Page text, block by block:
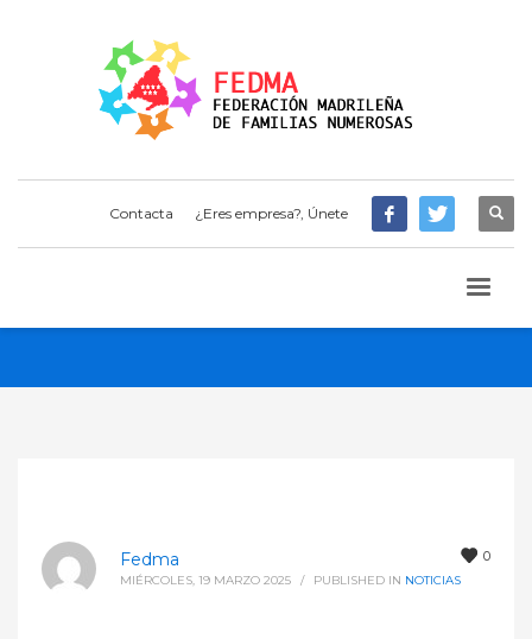
Contacta ¿Eres empresa?, Únete
0
Fedma
MIÉRCOLES, 19 MARZO 2025 / PUBLISHED IN NOTICIAS